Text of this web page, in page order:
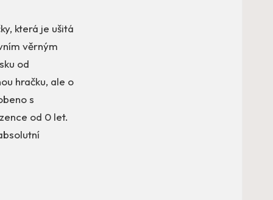
která je ušitá
věrným
od
hračku, ale o
s
od 0 let.